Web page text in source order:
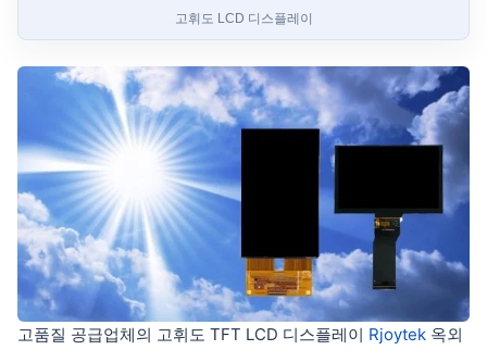
고휘도 LCD 디스플레이
고품질 공급업체의 고휘도 TFT LCD 디스플레이 Rjoytek 옥외